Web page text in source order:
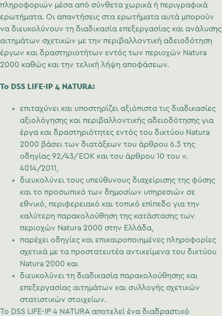
πληροφοριών μέσα από σύνθετα χωρικά ή περιγραφικά
ερωτήματα. Οι απαντήσεις στα ερωτήματα αυτά μπορούν
να διευκολύνουν τη διαδικασία επεξεργασίας και ανάλυσης
αιτημάτων σχετικών με την περιβαλλοντική αδειοδότηση
έργων και δραστηριοτήτων εντός των περιοχών Natura
2000 καθώς και την τελική λήψη αποφάσεων.
Το DSS LIFE-IP 4 NATURA:
επιταχύνει και υποστηρίζει αξιόπιστα τις διαδικασίες
αξιολόγησης και περιβαλλοντικής αδειοδότησης για
έργα και δραστηριότητες εντός του δικτύου Natura
2000 βάσει των διατάξεων του άρθρου 6.3 της
οδηγίας 92/43/ΕΟΚ και του άρθρου 10 του ν.
4014/2011,
διευκολύνει τους υπεύθυνους διαχείρισης της φύσης
και το προσωπικό των δημοσίων υπηρεσιών σε
εθνικό, περιφερειακό και τοπικό επίπεδο για την
καλύτερη παρακολούθηση της κατάστασης των
περιοχών Natura 2000 στην Ελλάδα,
παρέχει οδηγίες και επικαιροποιημένες πληροφορίες
σχετικά με τα προστατευτέα αντικείμενα του δικτύου
Natura 2000 και
διευκολύνει τη διαδικασία παρακολούθησης και
επεξεργασίας αιτημάτων και συλλογής σχετικών
στατιστικών στοιχείων.
Το DSS LIFE-IP 4 NATURA αποτελεί ένα διαδραστικό